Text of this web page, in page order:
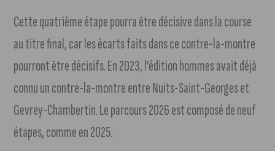
Cette quatrième étape pourra être décisive dans la course
au titre final, car les écarts faits dans ce contre-la-montre
pourront être décisifs. En 2023, l’édition hommes avait déjà
connu un contre-la-montre entre Nuits-Saint-Georges et
Gevrey-Chambertin. Le parcours 2026 est composé de neuf
étapes, comme en 2025.